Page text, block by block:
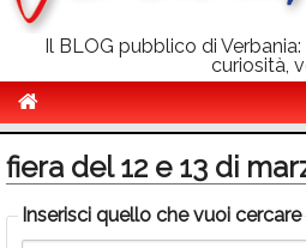
Il BLOG pubblico di
curiosità,
Politica
Sport
fiera del 12 e 13 di
Inserisci quello che vuoi cercare